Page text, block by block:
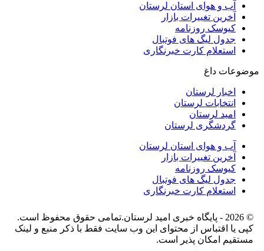
آب و هوای استان لرستان
آخرین تغییرات بازار
کیوسک روزنامه
جدول لیگ های فوتبال
استعلام کارت خبرنگاری
موضوعات داغ
اخبار لرستان
انتخابات لرستان
امید لرستان
گردشگری لرستان
آب و هوای استان لرستان
آخرین تغییرات بازار
کیوسک روزنامه
جدول لیگ های فوتبال
استعلام کارت خبرنگاری
© 2026 - پایگاه خبری اميد لرستان.تمامی حقوق محفوظ است.
کپی یا اقتباس از محتوای این وب سایت فقط با ذکر منبع و لینک
مستقیم امکان پذیر است.